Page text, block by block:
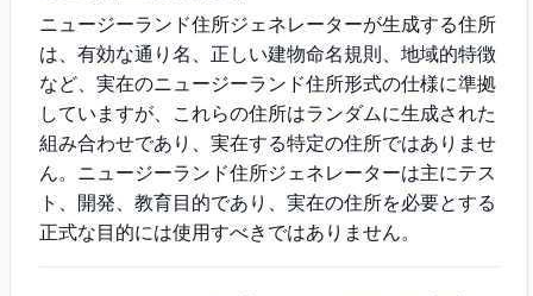
ニュージーランド住所ジェネレーターが生成する住所
は、有効な通り名、正しい建物命名規則、地域的特徴
など、実在のニュージーランド住所形式の仕様に準拠
していますが、これらの住所はランダムに生成された
組み合わせであり、実在する特定の住所ではありませ
ん。ニュージーランド住所ジェネレーターは主にテス
ト、開発、教育目的であり、実在の住所を必要とする
正式な目的には使用すべきではありません。